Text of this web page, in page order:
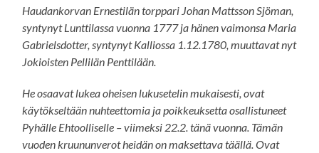
Haudankorvan Ernestilän torppari Johan Mattsson Sjöman,
syntynyt Lunttilassa vuonna 1777 ja hänen vaimonsa Maria
Gabrielsdotter, syntynyt Kalliossa 1.12.1780, muuttavat nyt
Jokioisten Pellilän Penttilään.
He osaavat lukea oheisen lukusetelin mukaisesti, ovat
käytökseltään nuhteettomia ja poikkeuksetta osallistuneet
Pyhälle Ehtoolliselle – viimeksi 22.2. tänä vuonna. Tämän
vuoden kruununverot heidän on maksettava täällä. Ovat